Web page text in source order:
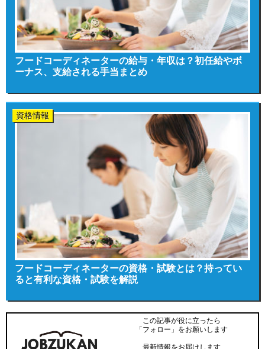
フードコーディネーターの給与・年収は？初任給やボ
ーナス、支給される手当まとめ
資格情報
フードコーディネーターの資格・試験とは？持ってい
ると有利な資格・試験を解説
この記事が役に立ったら
「フォロー」をお願いします
最新情報をお届けします